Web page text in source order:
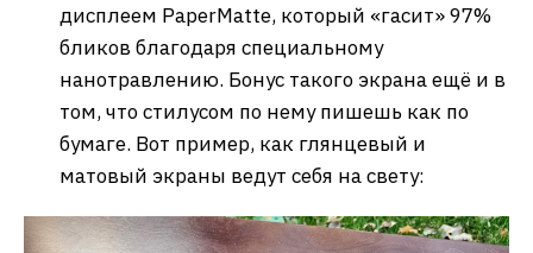
дисплеем PaperMatte, который «гасит» 97%
бликов благодаря специальному
нанотравлению. Бонус такого экрана ещё и в
том, что стилусом по нему пишешь как по
бумаге. Вот пример, как глянцевый и
матовый экраны ведут себя на свету: